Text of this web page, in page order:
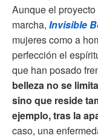
Aunque el
marcha, Invisible
mujeres como a
perfección el
que han posado
belleza no se
sino que reside
ejemplo, tras la
caso, una